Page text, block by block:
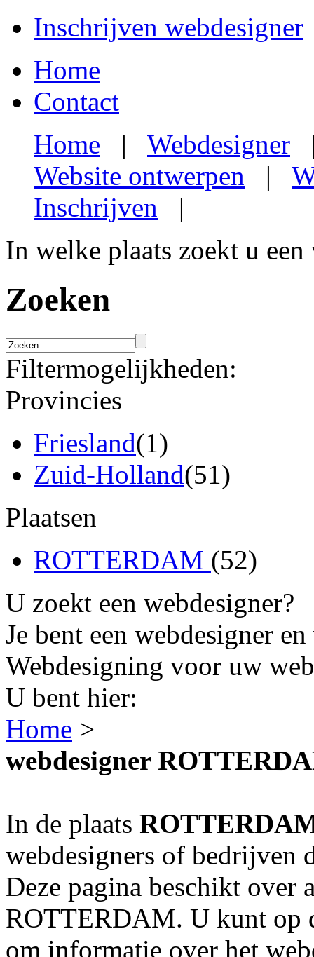
Inschrijven webdesigner
Home
Contact
Home | Webdesigner
Website ontwerpen |
Inschrijven |
In welke plaats zoekt u een
Zoeken
Filtermogelijkheden:
Provincies
Friesland(1)
Zuid-Holland(51)
Plaatsen
ROTTERDAM (52)
U zoekt een webdesigner?
Je bent een webdesigner
Webdesigning voor uw
U bent hier:
Home >
webdesigner
In de plaats
webdesigners of bedrijven
Deze pagina beschikt over
ROTTERDAM. U kunt op
om informatie over het